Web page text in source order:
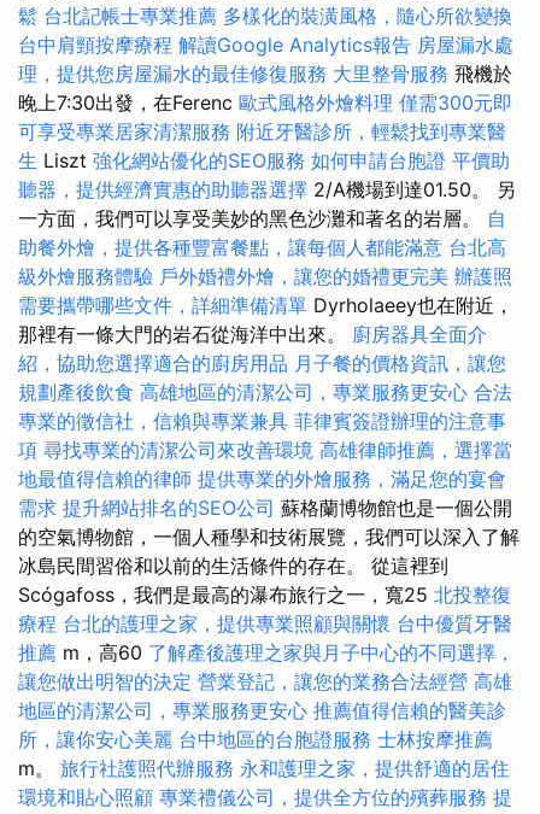
鬆 台北記帳士專業推薦 多樣化的裝潢風格，隨心所欲變換
台中肩頸按摩療程 解讀Google Analytics報告 房屋漏水處
理，提供您房屋漏水的最佳修復服務 大里整骨服務 飛機於
晚上7:30出發，在Ferenc 歐式風格外燴料理 僅需300元即
可享受專業居家清潔服務 附近牙醫診所，輕鬆找到專業醫
生 Liszt 強化網站優化的SEO服務 如何申請台胞證 平價助
聽器，提供經濟實惠的助聽器選擇 2/A機場到達01.50。 另
一方面，我們可以享受美妙的黑色沙灘和著名的岩層。 自
助餐外燴，提供各種豐富餐點，讓每個人都能滿意 台北高
級外燴服務體驗 戶外婚禮外燴，讓您的婚禮更完美 辦護照
需要攜帶哪些文件，詳細準備清單 Dyrholaeey也在附近，
那裡有一條大門的岩石從海洋中出來。 廚房器具全面介
紹，協助您選擇適合的廚房用品 月子餐的價格資訊，讓您
規劃產後飲食 高雄地區的清潔公司，專業服務更安心 合法
專業的徵信社，信賴與專業兼具 菲律賓簽證辦理的注意事
項 尋找專業的清潔公司來改善環境 高雄律師推薦，選擇當
地最值得信賴的律師 提供專業的外燴服務，滿足您的宴會
需求 提升網站排名的SEO公司 蘇格蘭博物館也是一個公開
的空氣博物館，一個人種學和技術展覽，我們可以深入了解
冰島民間習俗和以前的生活條件的存在。 從這裡到
Scógafoss，我們是最高的瀑布旅行之一，寬25 北投整復
療程 台北的護理之家，提供專業照顧與關懷 台中優質牙醫
推薦 m，高60 了解產後護理之家與月子中心的不同選擇，
讓您做出明智的決定 營業登記，讓您的業務合法經營 高雄
地區的清潔公司，專業服務更安心 推薦值得信賴的醫美診
所，讓你安心美麗 台中地區的台胞證服務 士林按摩推薦
m。 旅行社護照代辦服務 永和護理之家，提供舒適的居住
環境和貼心照顧 專業禮儀公司，提供全方位的殯葬服務 提